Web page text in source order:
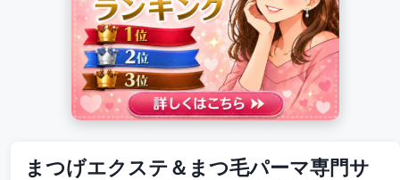
まつげエクステ＆まつ毛パーマ専門サ